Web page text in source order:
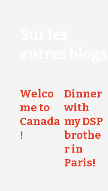
Welco
me to
Canada
!
Dinner
with
my DSP
brothe
r in
Paris!